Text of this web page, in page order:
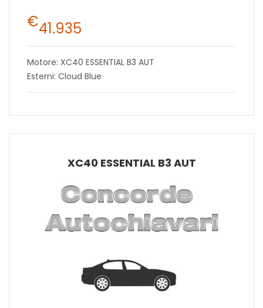
€41.935
Motore: XC40 ESSENTIAL B3 AUT
Esterni: Cloud Blue
XC40 ESSENTIAL B3 AUT